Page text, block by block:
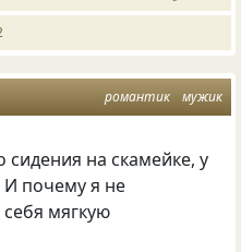
романтик мужик
на скамейке, у
И почему я не
мягкую